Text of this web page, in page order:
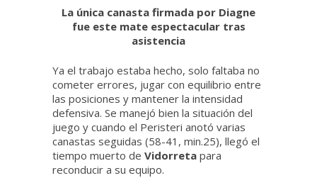
La única canasta firmada por Diagne
fue este mate espectacular tras
asistencia
Ya el trabajo estaba hecho, solo faltaba no
cometer errores, jugar con equilibrio entre
las posiciones y mantener la intensidad
defensiva. Se manejó bien la situación del
juego y cuando el Peristeri anotó varias
canastas seguidas (58-41, min.25), llegó el
tiempo muerto de Vidorreta para
reconducir a su equipo.